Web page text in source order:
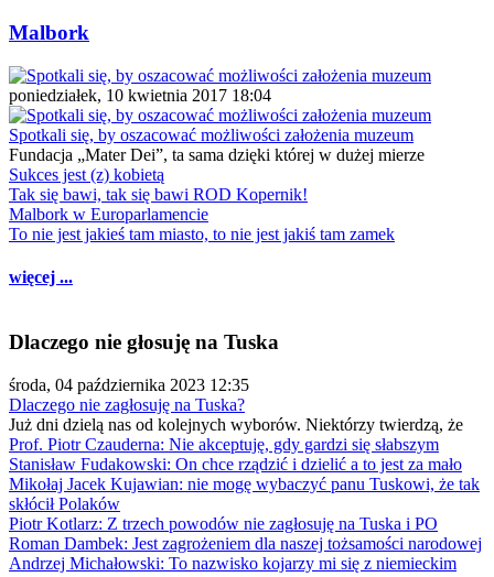
Malbork
poniedziałek, 10 kwietnia 2017 18:04
Spotkali się, by oszacować możliwości założenia muzeum
Fundacja „Mater Dei”, ta sama dzięki której w dużej mierze
Sukces jest (z) kobietą
Tak się bawi, tak się bawi ROD Kopernik!
Malbork w Europarlamencie
To nie jest jakieś tam miasto, to nie jest jakiś tam zamek
więcej ...
Dlaczego nie głosuję na Tuska
środa, 04 października 2023 12:35
Dlaczego nie zagłosuję na Tuska?
Już dni dzielą nas od kolejnych wyborów. Niektórzy twierdzą, że
Prof. Piotr Czauderna: Nie akceptuję, gdy gardzi się słabszym
Stanisław Fudakowski: On chce rządzić i dzielić a to jest za mało
Mikołaj Jacek Kujawian: nie mogę wybaczyć panu Tuskowi, że tak
skłócił Polaków
Piotr Kotlarz: Z trzech powodów nie zagłosuję na Tuska i PO
Roman Dambek: Jest zagrożeniem dla naszej tożsamości narodowej
Andrzej Michałowski: To nazwisko kojarzy mi się z niemieckim